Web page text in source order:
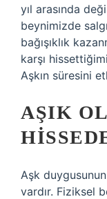
yıl arasında
beynimizde
bağışıklık
karşı
Aşkın süresini
AŞIK
Aşk
vardır. Fiziksel